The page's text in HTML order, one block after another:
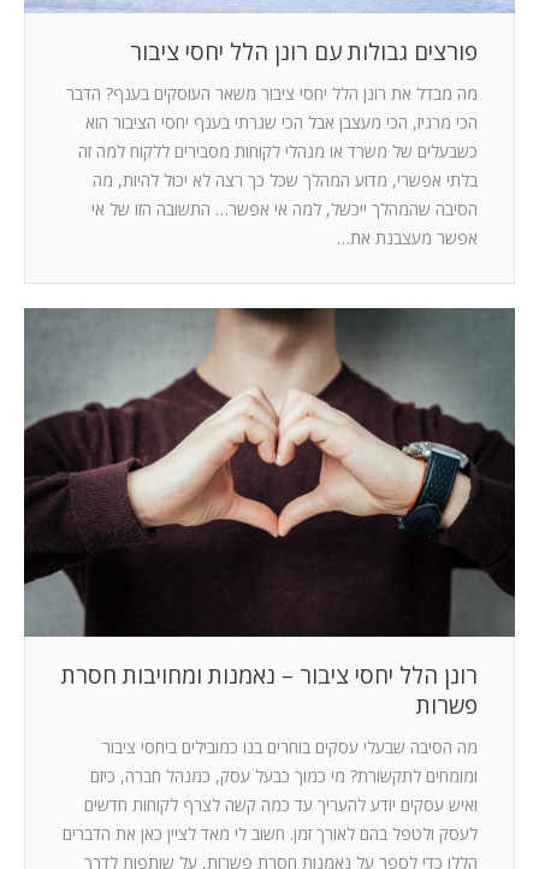
פורצים גבולות עם רונן הלל יחסי ציבור
מה מבדל את רונן הלל יחסי ציבור משאר העוסקים בענף? הדבר
הכי מרגיז, הכי מעצבן אבל הכי שגרתי בענף יחסי הציבור הוא
כשבעלים של משרד או מנהלי לקוחות מסבירים ללקוח למה זה
בלתי אפשרי, מדוע המהלך שכל כך רצה לא יכול להיות, מה
הסיבה שהמהלך ייכשל, למה אי אפשר… התשובה הזו של אי
אפשר מעצבנת את…
רונן הלל יחסי ציבור – נאמנות ומחויבות חסרת
פשרות
מה הסיבה שבעלי עסקים בוחרים בנו כמובילים ביחסי ציבור
ומומחים לתקשורת? מי כמוך כבעל עסק, כמנהל חברה, כיזם
ואיש עסקים יודע להעריך עד כמה קשה לצרף לקוחות חדשים
לעסק ולטפל בהם לאורך זמן. חשוב לי מאד לציין כאן את הדברים
הללו כדי לספר על נאמנות חסרת פשרות, על שותפות לדרך